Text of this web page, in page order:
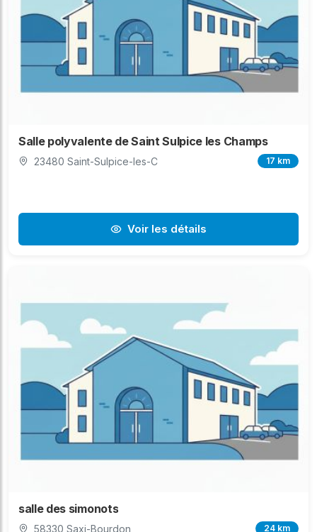
Salle polyvalente de Saint Sulpice les Champs
23480 Saint-Sulpice-les-C 17 km
Voir les détails
salle des simonots
58330 Saxi-Bourdon 24 km